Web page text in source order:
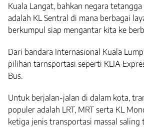
Kuala Langat, bahkan negara
adalah KL Sentral di mana berbagai
berkumpul siap mengantar kita ke
Dari bandara Internasional Kuala
pilihan tarnsportasi seperti KLIA
Bus.
Untuk berjalan-jalan di dalam kota,
populer adalah LRT, MRT serta KL
ketiga jenis transportasi massal saling